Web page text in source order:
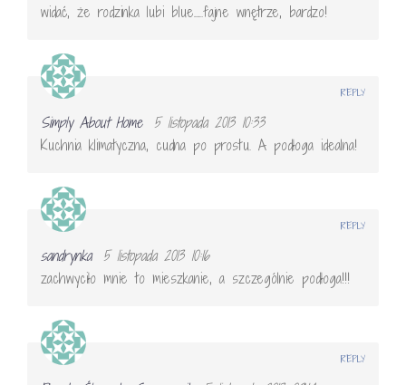
widać, że rodzinka lubi blue…..fajne wnętrze, bardzo!
Simply About Home
5 listopada 2013 10:33
Kuchnia klimatyczna, cudna po prostu. A podłoga idealna!
REPLY
sandrynka
5 listopada 2013 10:16
zachwyciło mnie to mieszkanie, a szczególnie podłoga!!!
REPLY
REPLY